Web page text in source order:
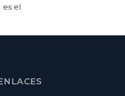
el